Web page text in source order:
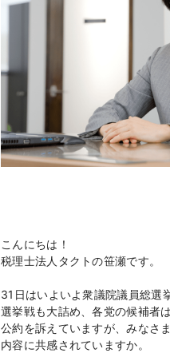
こんにちは！
税理士法人タクトの笹瀬です。
31 日はいよいよ衆議院議員総選
選挙戦も大詰め、各党の候補者
公約を訴えていますが、みなさ
内容に共感されていますか。